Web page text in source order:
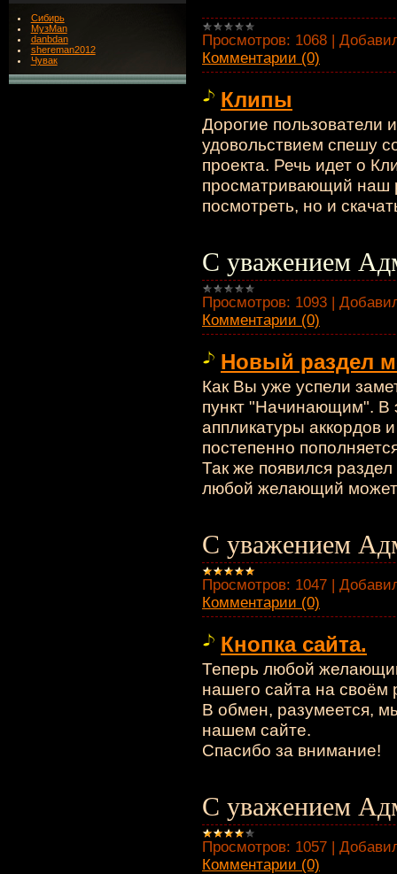
Сибирь
МузMan
danbdan
shereman2012
Чувак
Просмотров: 1068 |
Комментарии (0)
Клипы
Дорогие пользователи
удовольствием спешу
проекта. Речь идет о
просматривающий наш
посмотреть, но и
С уважением
Просмотров: 1093 |
Комментарии (0)
Новый раздел
Как Вы уже успели
пункт "Начинающим". В
аппликатуры аккордов
постепенно
Так же появился
любой желающий может
С уважением
Просмотров: 1047 |
Комментарии (0)
Кнопка сайта.
Теперь любой
нашего сайта на своём
В обмен, разумеется,
нашем сайте.
Спасибо за внимание!
С уважением
Просмотров: 1057 |
Комментарии (0)